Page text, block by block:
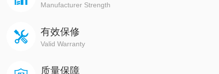
Manufacturer Strength
有效保修
Valid Warranty
质量保障